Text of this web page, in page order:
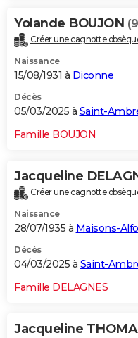
Yolande BOUJON
Créer une cagnotte
Naissance
15/08/1931 à Diconne
Décès
05/03/2025 à Saint-
Famille BOUJON
Jacqueline
Créer une cagnotte
Naissance
28/07/1935 à Maisons-
Décès
04/03/2025 à Saint-
Famille DELAGNES
Jacqueline